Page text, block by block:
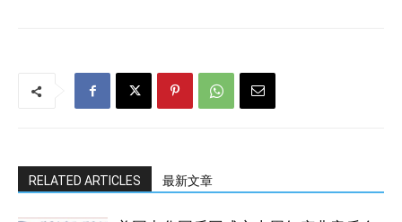
RELATED ARTICLES 最新文章